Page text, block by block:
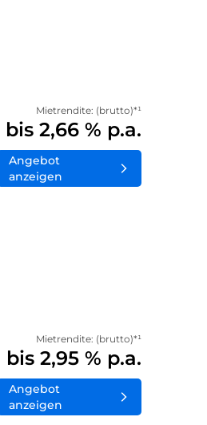
Mietrendite: (brutto)*¹
bis 2,66 % p.a.
Angebot
anzeigen
Mietrendite: (brutto)*¹
bis 2,95 % p.a.
Angebot
anzeigen